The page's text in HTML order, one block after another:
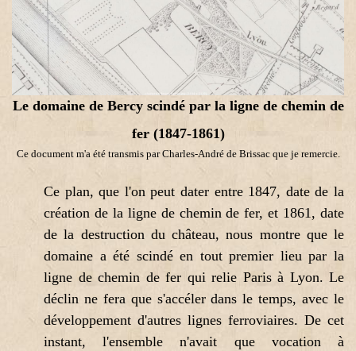
Le domaine de Bercy scindé par la ligne de chemin de
fer (1847-1861)
Ce document m'a été transmis par Charles-André de Brissac que je remercie.
Ce plan, que l'on peut dater entre 1847, date de la
création de la ligne de chemin de fer, et 1861, date
de la destruction du château, nous montre que le
domaine a été scindé en tout premier lieu par la
ligne de chemin de fer qui relie Paris à Lyon. Le
déclin ne fera que s'accéler dans le temps, avec le
développement d'autres lignes ferroviaires. De cet
instant, l'ensemble n'avait que vocation à